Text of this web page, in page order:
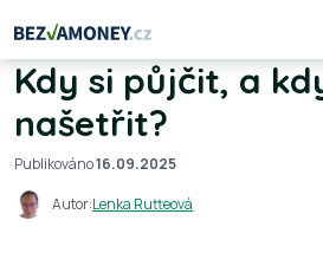
Kdy si půjčit, a
našetřit?
Publikováno16.09.2025
Autor:Lenka Rutteová